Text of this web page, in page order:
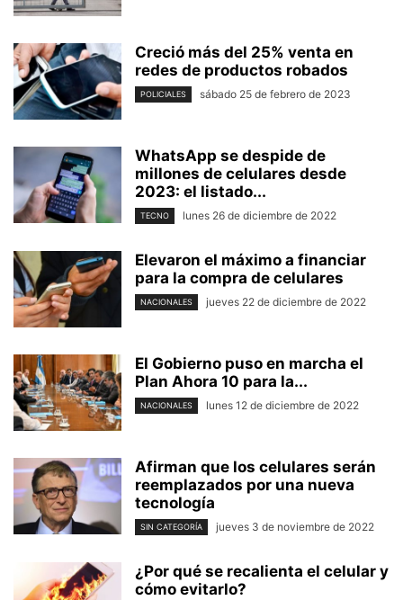
Creció más del 25% venta en
redes de productos robados
POLICIALES sábado 25 de febrero de 2023
WhatsApp se despide de
millones de celulares desde
2023: el listado...
TECNO lunes 26 de diciembre de 2022
Elevaron el máximo a financiar
para la compra de celulares
NACIONALES jueves 22 de diciembre de 2022
El Gobierno puso en marcha el
Plan Ahora 10 para la...
NACIONALES lunes 12 de diciembre de 2022
Afirman que los celulares serán
reemplazados por una nueva
tecnología
SIN CATEGORÍA jueves 3 de noviembre de 2022
¿Por qué se recalienta el celular y
cómo evitarlo?